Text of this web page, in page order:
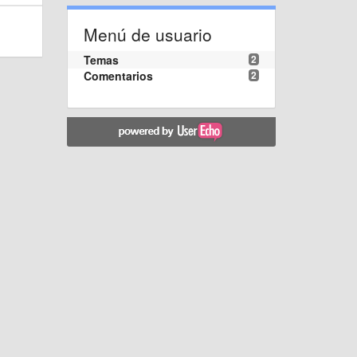
Menú de usuario
2
Temas
2
Comentarios